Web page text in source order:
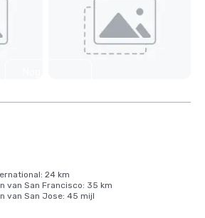
24 km
van San Francisco: 35 km
van San Jose: 45 mijl